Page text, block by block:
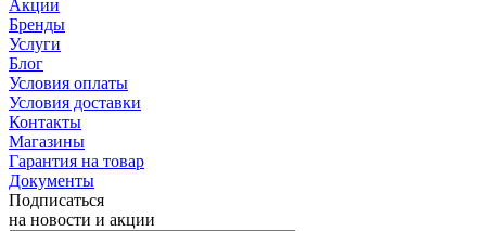
Акции
Бренды
Услуги
Блог
Условия оплаты
Условия доставки
Контакты
Магазины
Гарантия на товар
Документы
Подписаться
на новости и акции